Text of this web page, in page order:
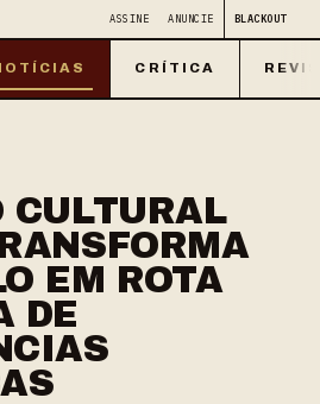
ASSINE ANUNCIE BLACKOUT
CRÍTICA
CULTURAL
EM ROTA
DE